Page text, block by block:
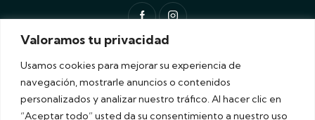
Valoramos tu privacidad
Usamos cookies para mejorar su experiencia de
navegación, mostrarle anuncios o contenidos
personalizados y analizar nuestro tráfico. Al hacer clic en
“Aceptar todo” usted da su consentimiento a nuestro uso
Siguemedia